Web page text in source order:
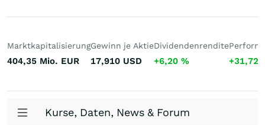
Marktkapitalisierung
404,35 Mio. EUR
Gewinn je Aktie
17,910 USD
Dividendenrendite
+6,20 % +31,72
Kurse, Daten, News & Forum